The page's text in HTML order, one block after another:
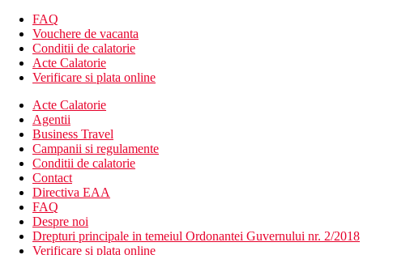
FAQ
Vouchere de vacanta
Conditii de calatorie
Acte Calatorie
Verificare si plata online
Acte Calatorie
Agentii
Business Travel
Campanii si regulamente
Conditii de calatorie
Contact
Directiva EAA
FAQ
Despre noi
Drepturi principale in temeiul Ordonantei Guvernului nr. 2/2018
Verificare si plata online